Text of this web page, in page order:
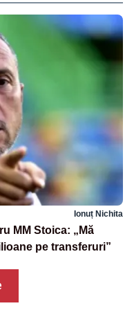
Ionuț Nichita
MM Stoica: „Mă
pe transferuri”